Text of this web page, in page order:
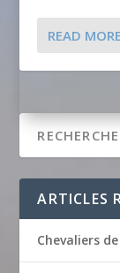
READ MORE
ARTICLES
Chevaliers